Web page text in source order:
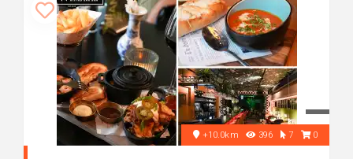
+10.0km 396 7 0